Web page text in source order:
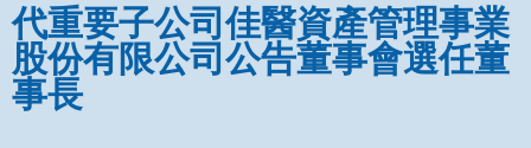
代重要子公司佳醫資產管理事業
股份有限公司公告董事會選任董
事長